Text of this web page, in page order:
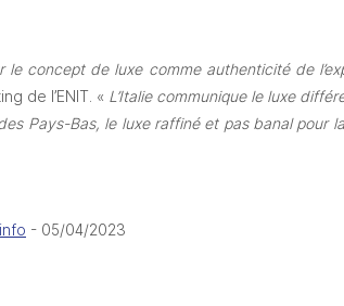
le concept de luxe comme authenticité de
de l’ENIT. « L’Italie communique le luxe
Pays-Bas, le luxe raffiné et pas banal pour
- 05/04/2023